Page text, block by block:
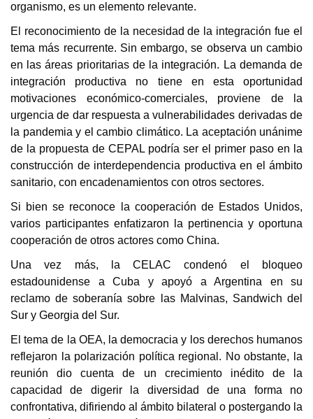
organismo, es un elemento relevante.
El reconocimiento de la necesidad de la integración fue el
tema más recurrente. Sin embargo, se observa un cambio
en las áreas prioritarias de la integración. La demanda de
integración productiva no tiene en esta oportunidad
motivaciones económico-comerciales, proviene de la
urgencia de dar respuesta a vulnerabilidades derivadas de
la pandemia y el cambio climático. La aceptación unánime
de la propuesta de CEPAL podría ser el primer paso en la
construcción de interdependencia productiva en el ámbito
sanitario, con encadenamientos con otros sectores.
Si bien se reconoce la cooperación de Estados Unidos,
varios participantes enfatizaron la pertinencia y oportuna
cooperación de otros actores como China.
Una vez más, la CELAC condenó el bloqueo
estadounidense a Cuba y apoyó a Argentina en su
reclamo de soberanía sobre las Malvinas, Sandwich del
Sur y Georgia del Sur.
El tema de la OEA, la democracia y los derechos humanos
reflejaron la polarización política regional. No obstante, la
reunión dio cuenta de un crecimiento inédito de la
capacidad de digerir la diversidad de una forma no
confrontativa, difiriendo al ámbito bilateral o postergando la